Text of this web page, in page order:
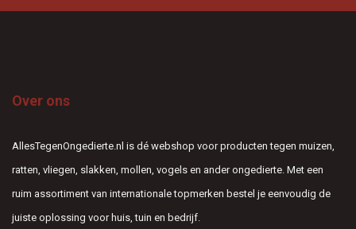
Over ons
AllesTegenOngedierte.nl is dé webshop voor producten tegen muizen,
ratten, vliegen, slakken, mollen, vogels en ander ongedierte. Met een
ruim assortiment van internationale topmerken bestel je eenvoudig de
juiste oplossing voor huis, tuin en bedrijf.